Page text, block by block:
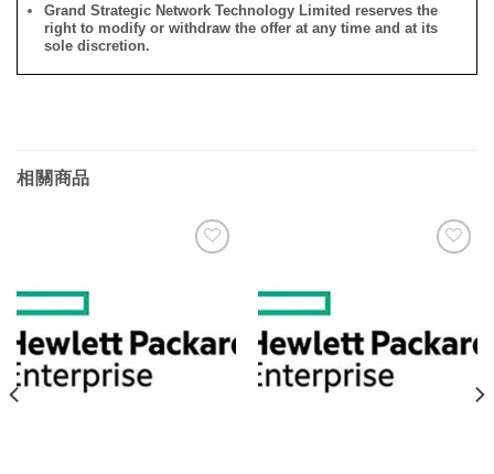
Grand Strategic Network Technology Limited reserves the
right to modify or withdraw the offer at any time and at its
sole discretion.
相關商品